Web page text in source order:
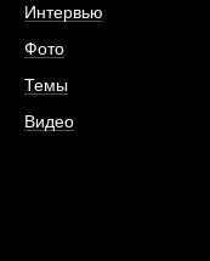
Интервью
Фото
Темы
Видео